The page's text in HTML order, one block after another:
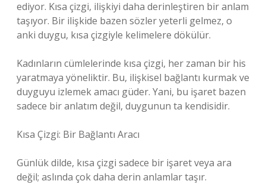
ediyor. Kısa çizgi, ilişkiyi daha derinleştiren bir anlam
taşıyor. Bir ilişkide bazen sözler yeterli gelmez, o
anki duygu, kısa çizgiyle kelimelere dökülür.
Kadınların cümlelerinde kısa çizgi, her zaman bir his
yaratmaya yöneliktir. Bu, ilişkisel bağlantı kurmak ve
duyguyu izlemek amacı güder. Yani, bu işaret bazen
sadece bir anlatım değil, duygunun ta kendisidir.
Kısa Çizgi: Bir Bağlantı Aracı
Günlük dilde, kısa çizgi sadece bir işaret veya ara
değil; aslında çok daha derin anlamlar taşır.